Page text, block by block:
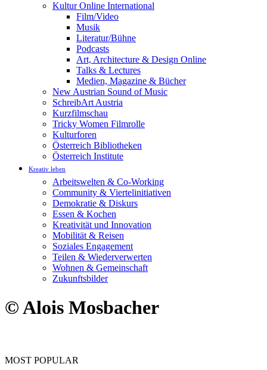
Kultur Online International
Film/Video
Musik
Literatur/Bühne
Podcasts
Art, Architecture & Design Online
Talks & Lectures
Medien, Magazine & Bücher
New Austrian Sound of Music
SchreibArt Austria
Kurzfilmschau
Tricky Women Filmrolle
Kulturforen
Österreich Bibliotheken
Österreich Institute
Kreativ leben
Arbeitswelten & Co-Working
Community & Viertelinitiativen
Demokratie & Diskurs
Essen & Kochen
Kreativität und Innovation
Mobilität & Reisen
Soziales Engagement
Teilen & Wiederverwerten
Wohnen & Gemeinschaft
Zukunftsbilder
© Alois Mosbacher
MOST POPULAR